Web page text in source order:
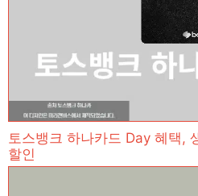
토스뱅크 하나카드 Day 혜택,
할인